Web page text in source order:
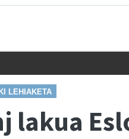
LEHIAKETA
lakua